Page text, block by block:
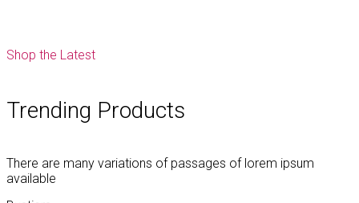
Shop the Latest
Trending Products
There are many variations of passages of lorem ipsum
available